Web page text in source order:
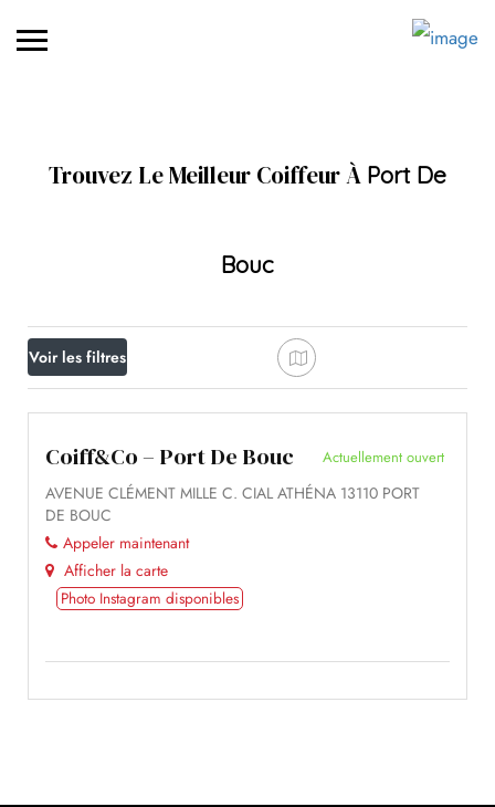
Trouvez Le Meilleur Coiffeur À Port De
Bouc
Voir les filtres
Coiff&Co – Port De Bouc
AVENUE CLÉMENT MILLE C. CIAL ATHÉNA 13110 PORT
DE BOUC
Appeler maintenant
Afficher la carte
Actuellement ouvert
Photo Instagram disponibles